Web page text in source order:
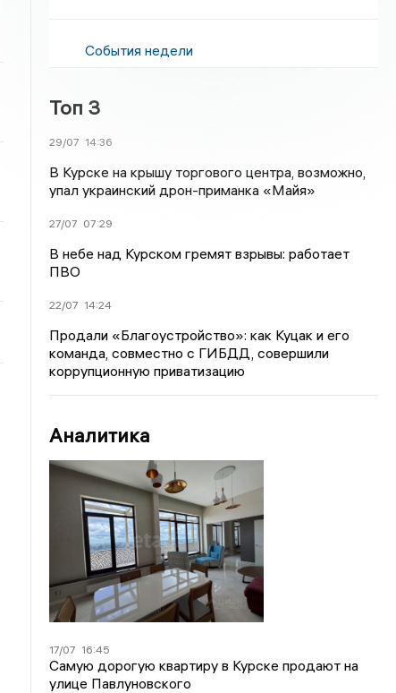
События недели
Топ 3
29/07 14:36
В Курске на крышу торгового центра, возможно,
упал украинский дрон-приманка «Майя»
27/07 07:29
В небе над Курском гремят взрывы: работает
ПВО
22/07 14:24
Продали «Благоустройство»: как Куцак и его
команда, совместно с ГИБДД, совершили
коррупционную приватизацию
Аналитика
17/07 16:45
Самую дорогую квартиру в Курске продают на
улице Павлуновского